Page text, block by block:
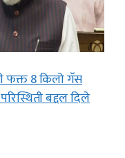
फक्त 8 किलो गॅस
बद्दल दिले